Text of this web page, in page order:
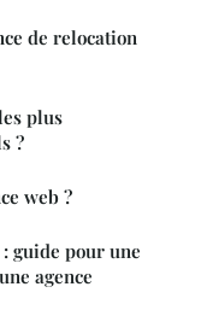
de relocation
plus
?
web ?
guide pour une
agence